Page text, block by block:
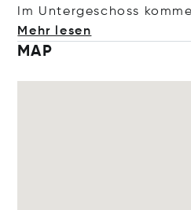
Im Untergeschoss
Mehr lesen
MAP